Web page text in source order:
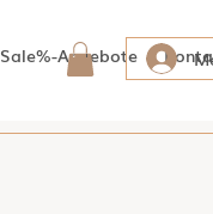
Sale%-Angebote